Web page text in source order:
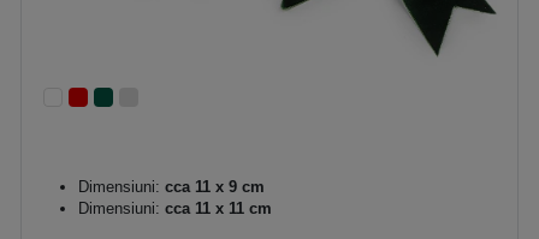
Dimensiuni: cca 11 x 9 cm
Dimensiuni: cca 11 x 11 cm